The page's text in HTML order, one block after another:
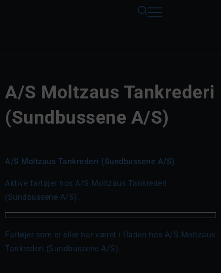
A/S Moltzaus Tankrederi
(Sundbussene A/S)
A/S Moltzaus Tankrederi (Sundbussene A/S)
Aktive fartøjer hos A/S Moltzaus Tankrederi
(Sundbussene A/S).
Fartøjer som er eller har været i flåden hos A/S Moltzaus
Tankrederi (Sundbussene A/S).